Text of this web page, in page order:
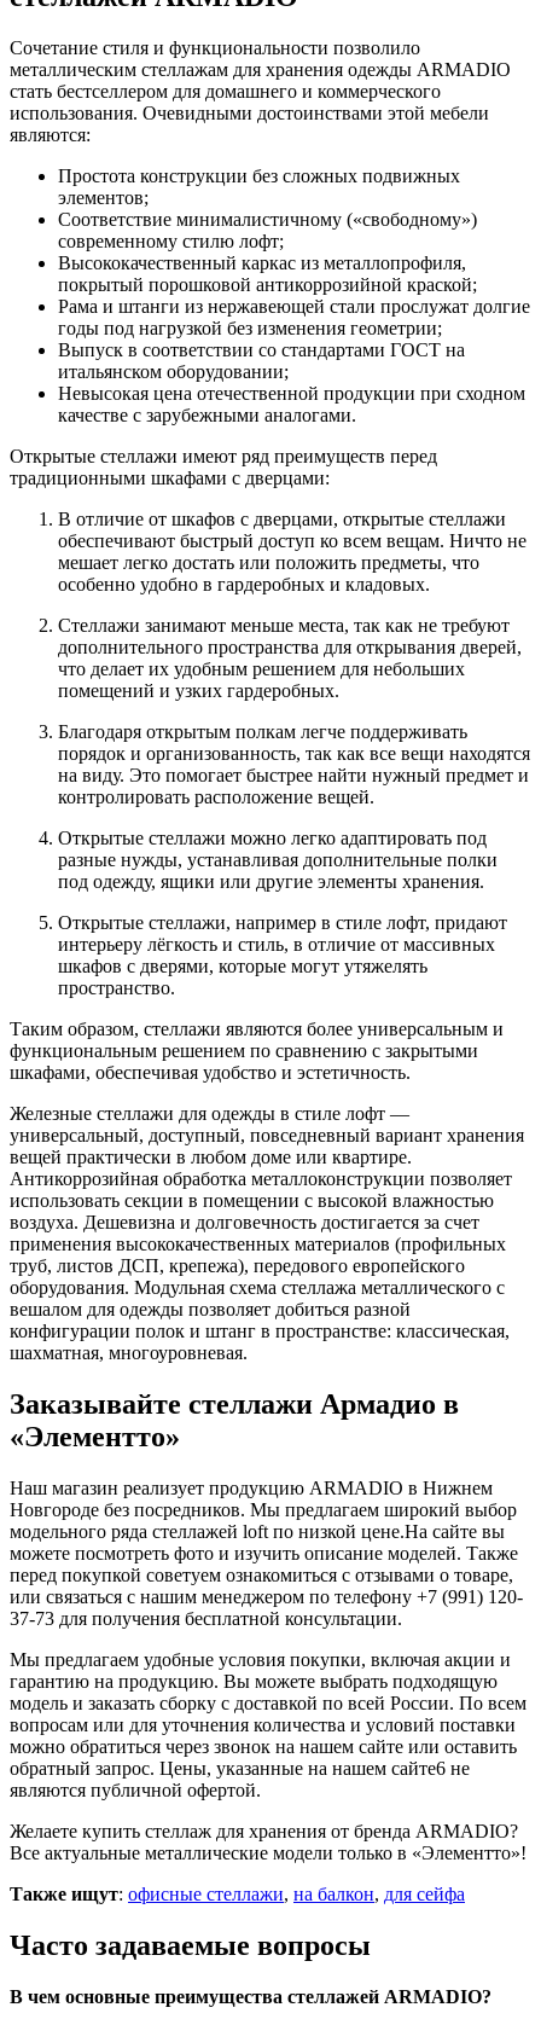
Сочетание стиля и функциональности позволило
металлическим стеллажам для хранения одежды ARMADIO
стать бестселлером для домашнего и коммерческого
использования. Очевидными достоинствами этой мебели
являются:
Простота конструкции без сложных подвижных
элементов;
Соответствие минималистичному («свободному»)
современному стилю лофт;
Высококачественный каркас из металлопрофиля,
покрытый порошковой антикоррозийной краской;
Рама и штанги из нержавеющей стали прослужат долгие
годы под нагрузкой без изменения геометрии;
Выпуск в соответствии со стандартами ГОСТ на
итальянском оборудовании;
Невысокая цена отечественной продукции при сходном
качестве с зарубежными аналогами.
Открытые стеллажи имеют ряд преимуществ перед
традиционными шкафами с дверцами:
В отличие от шкафов с дверцами, открытые стеллажи
обеспечивают быстрый доступ ко всем вещам. Ничто не
мешает легко достать или положить предметы, что
особенно удобно в гардеробных и кладовых.
Стеллажи занимают меньше места, так как не требуют
дополнительного пространства для открывания дверей,
что делает их удобным решением для небольших
помещений и узких гардеробных.
Благодаря открытым полкам легче поддерживать
порядок и организованность, так как все вещи находятся
на виду. Это помогает быстрее найти нужный предмет и
контролировать расположение вещей.
Открытые стеллажи можно легко адаптировать под
разные нужды, устанавливая дополнительные полки
под одежду, ящики или другие элементы хранения.
Открытые стеллажи, например в стиле лофт, придают
интерьеру лёгкость и стиль, в отличие от массивных
шкафов с дверями, которые могут утяжелять
пространство.
Таким образом, стеллажи являются более универсальным и
функциональным решением по сравнению с закрытыми
шкафами, обеспечивая удобство и эстетичность.
Железные стеллажи для одежды в стиле лофт —
универсальный, доступный, повседневный вариант хранения
вещей практически в любом доме или квартире.
Антикоррозийная обработка металлоконструкции позволяет
использовать секции в помещении с высокой влажностью
воздуха. Дешевизна и долговечность достигается за счет
применения высококачественных материалов (профильных
труб, листов ДСП, крепежа), передового европейского
оборудования. Модульная схема стеллажа металлического с
вешалом для одежды позволяет добиться разной
конфигурации полок и штанг в пространстве: классическая,
шахматная, многоуровневая.
Заказывайте стеллажи Армадио в
«Элементто»
Наш магазин реализует продукцию ARMADIO в Нижнем
Новгороде без посредников. Мы предлагаем широкий выбор
модельного ряда стеллажей loft по низкой цене.На сайте вы
можете посмотреть фото и изучить описание моделей. Также
перед покупкой советуем ознакомиться с отзывами о товаре,
или связаться с нашим менеджером по телефону +7 (991) 120-
37-73 для получения бесплатной консультации.
Мы предлагаем удобные условия покупки, включая акции и
гарантию на продукцию. Вы можете выбрать подходящую
модель и заказать сборку с доставкой по всей России. По всем
вопросам или для уточнения количества и условий поставки
можно обратиться через звонок на нашем сайте или оставить
обратный запрос. Цены, указанные на нашем сайте6 не
являются публичной офертой.
Желаете купить стеллаж для хранения от бренда ARMADIO?
Все актуальные металлические модели только в «Элементто»!
Также ищут: офисные стеллажи, на балкон, для сейфа
Часто задаваемые вопросы
В чем основные преимущества стеллажей ARMADIO?